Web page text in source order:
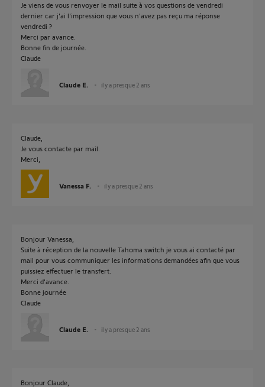
Je viens de vous renvoyer le mail suite à vos questions de vendredi
dernier car j'ai l'impression que vous n'avez pas reçu ma réponse
vendredi ?
Merci par avance.
Bonne fin de journée.
Claude
Claude E. il y a presque 2 ans
Claude,
Je vous contacte par mail.
Merci,
Vanessa F. il y a presque 2 ans
Bonjour Vanessa,
Suite à réception de la nouvelle Tahoma switch je vous ai contacté par
mail pour vous communiquer les informations demandées afin que vous
puissiez effectuer le transfert.
Merci d'avance.
Bonne journée
Claude
Claude E. il y a presque 2 ans
Bonjour Claude,